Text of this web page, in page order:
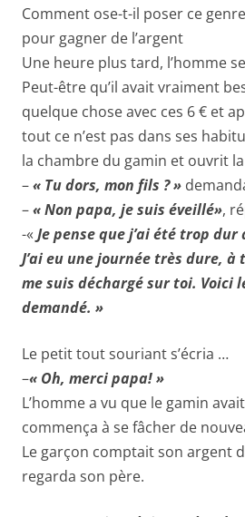
Comment ose-t-il poser ce
pour gagner de l’argent
Une heure plus tard, l’homme
Peut-être qu’il avait vraiment
quelque chose avec ces 6 € et
tout ce n’est pas dans ses
la chambre du gamin et ouvrit
–« Tu dors, mon fils ? »
–« Non papa, je suis éveillé»,
-« Je pense que j’ai été trop
J’ai eu une journée très dure, à
me suis déchargé sur toi. Voici
demandé. »
Le petit tout souriant s’écria …
–« Oh, merci papa! »
L’homme a vu que le gamin
commença à se fâcher de
Le garçon comptait son argent
regarda son père.